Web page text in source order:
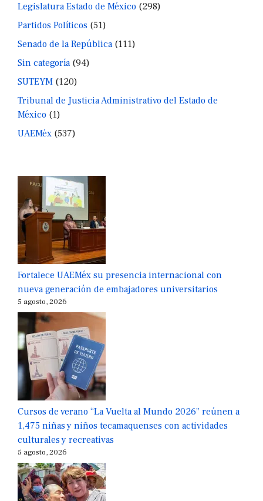
Legislatura Estado de México (298)
Partidos Políticos (51)
Senado de la República(111)
Sin categoría(94)
SUTEYM (120)
Tribunal de Justicia Administrativo del Estado de
México (1)
UAEMéx (537)
Fortalece UAEMéx su presencia internacional con
nueva generación de embajadores universitarios
5 agosto, 2026
Cursos de verano “La Vuelta al Mundo 2026” reúnen a
1,475 niñas y niños tecamaquenses con actividades
culturales y recreativas
5 agosto, 2026